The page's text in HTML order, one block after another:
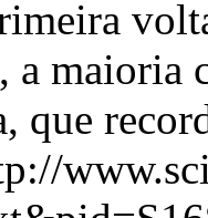
a maioria
que